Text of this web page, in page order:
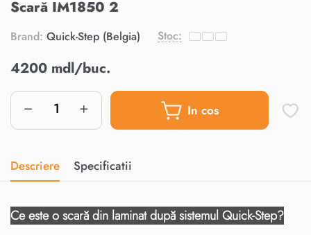
Scară IM1850 2
Brand: Quick-Step (Belgia) Stoc:
4200 mdl/buc.
In cos
Descriere Specificatii
Ce este o scară din laminat după sistemul Quick-Step?